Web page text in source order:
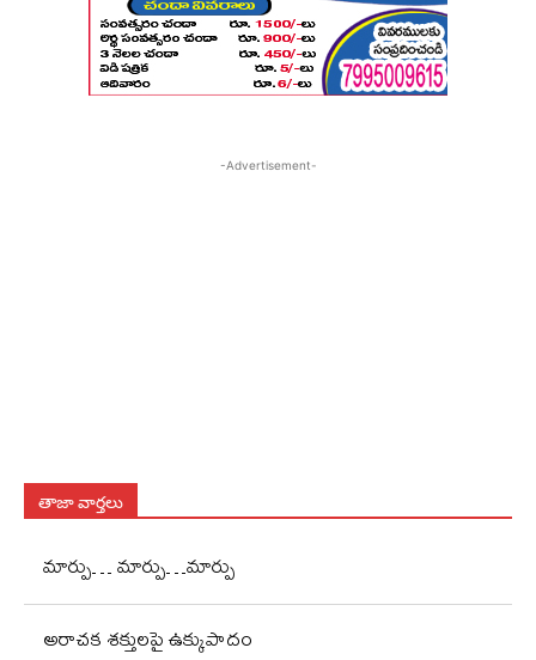
-Advertisement-
తాజా వార్తలు
మార్పు… మార్పు…మార్పు
అరాచక శక్తులపై ఉక్కుపాదం